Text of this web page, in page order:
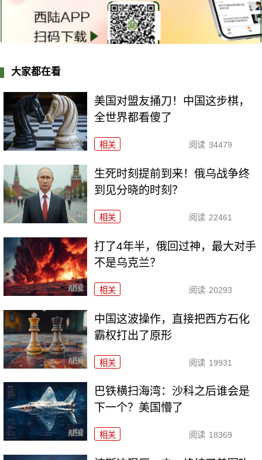
大家都在看
美国对盟友捅刀！中国这步棋，
全世界都看傻了
相关 阅读 34479
生死时刻提前到来！俄乌战争终
到见分晓的时刻？
相关 阅读 22461
打了4年半，俄回过神，最大对手
不是乌克兰？
相关 阅读 20293
中国这波操作，直接把西方石化
霸权打出了原形
相关 阅读 19931
巴铁横扫海湾：沙科之后谁会是
下一个？美国懵了
相关 阅读 18369